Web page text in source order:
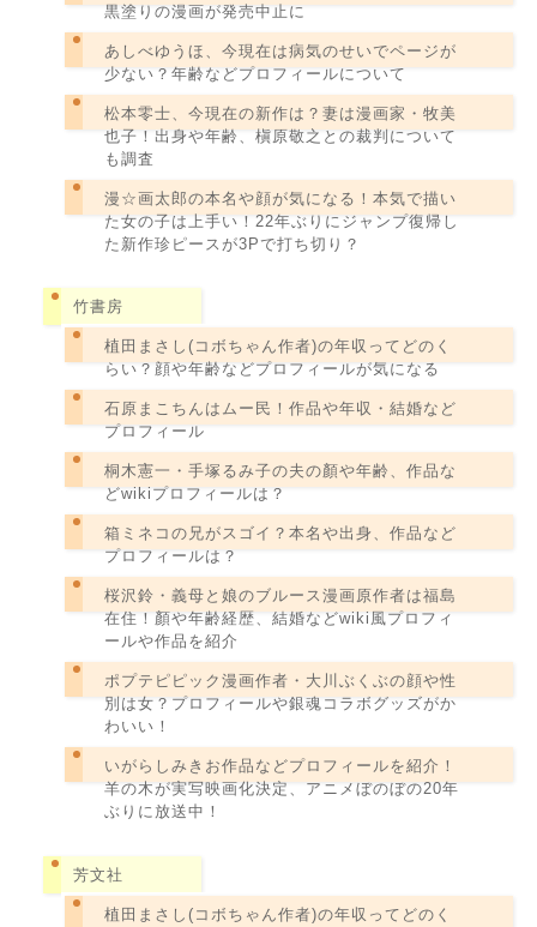
黒塗りの漫画が発売中止に
あしべゆうほ、今現在は病気のせいでページが
少ない？年齢などプロフィールについて
松本零士、今現在の新作は？妻は漫画家・牧美
也子！出身や年齢、槇原敬之との裁判について
も調査
漫☆画太郎の本名や顔が気になる！本気で描い
た女の子は上手い！22年ぶりにジャンプ復帰し
た新作珍ピースが3Pで打ち切り？
竹書房
植田まさし(コボちゃん作者)の年収ってどのく
らい？顔や年齢などプロフィールが気になる
石原まこちんはムー民！作品や年収・結婚など
プロフィール
桐木憲一・手塚るみ子の夫の顏や年齢、作品な
どwikiプロフィールは？
箱ミネコの兄がスゴイ？本名や出身、作品など
プロフィールは？
桜沢鈴・義母と娘のブルース漫画原作者は福島
在住！顏や年齢経歴、結婚などwiki風プロフィ
ールや作品を紹介
ポプテピピック漫画作者・大川ぶくぶの顔や性
別は女？プロフィールや銀魂コラボグッズがか
わいい！
いがらしみきお作品などプロフィールを紹介！
羊の木が実写映画化決定、アニメぼのぼの20年
ぶりに放送中！
芳文社
植田まさし(コボちゃん作者)の年収ってどのく